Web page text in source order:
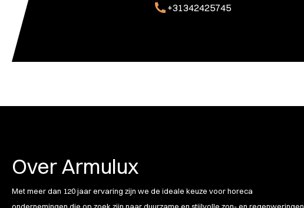
+31342425745
Over Armulux
Met meer dan 120 jaar ervaring zijn we de ideale keuze voor horeca